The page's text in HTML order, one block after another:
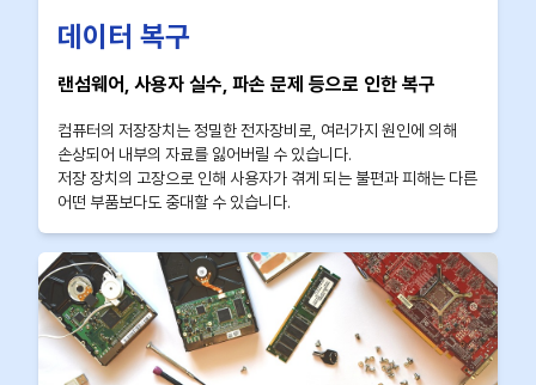
데이터 복구
랜섬웨어, 사용자 실수, 파손 문제 등으로 인한 복구
컴퓨터의 저장장치는 정밀한 전자장비로, 여러가지 원인에 의해
손상되어 내부의 자료를 잃어버릴 수 있습니다.
저장 장치의 고장으로 인해 사용자가 겪게 되는 불편과 피해는 다른
어떤 부품보다도 중대할 수 있습니다.